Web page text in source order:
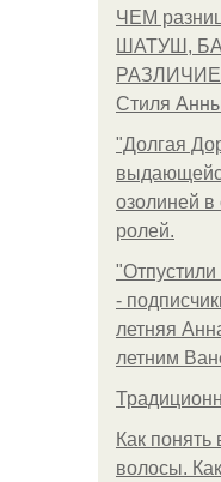
ЧЕМ
ШАТУШ,
Стиля
"Долгая
озолиней в
ролей.
-
летняя
летним
Как понять
волосы.